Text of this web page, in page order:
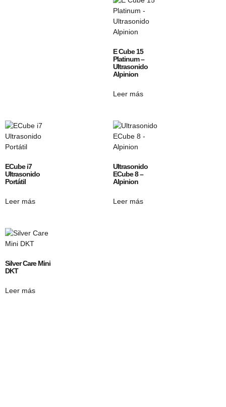
E Cube 15
Platinum –
Ultrasonido
Alpinion
Leer más
ECube i7
Ultrasonido
Portátil
Leer más
Ultrasonido
ECube 8 –
Alpinion
Leer más
Silver Care Mini
DKT
Leer más